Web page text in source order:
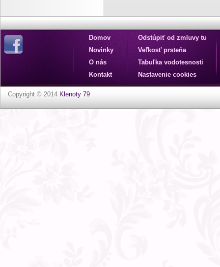
Domov
Novinky
O nás
Kontakt
Odstúpiť od zmluvy tu
Veľkosť prsteňa
Tabuľka vodotesnosti
Nastavenie cookies
Copyright © 2014 Klenoty 79